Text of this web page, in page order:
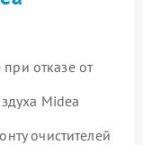
отказе от
Midea
очистителей